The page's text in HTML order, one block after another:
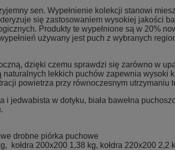
sen. Wypełnienie kolekcji stanowi
się zastosowaniem wysokiej jakości
Produkty te wypełnione są w 20%
używany jest puch z wybranych
dzięki czemu sprawdzi się zarówno w
lekkich puchów zapewnia wysoki
powietrza przy równoczesnym utrzymaniu
i jedwabista w dotyku, biała bawełna
drobne piórka puchowe
kołdra 200x200 1,38 kg, kołdra 220x200 2,2